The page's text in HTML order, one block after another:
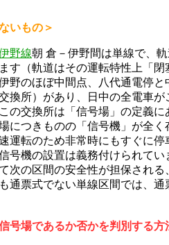
いもの＞
野線朝 倉－伊野間は単線で、
す（軌道はその運転特性上「
野のほぼ中間点、八代通電停
換所）があり、日中の全電車
の交換所は「信号場」の定義に
つきものの「信号機」が全く
運転のため非常時にもすぐに
号機の設置は義務付けられて
次の区間の安全性が担保される
通票式でない単線区間では、通
号場であるか否かを判別する方